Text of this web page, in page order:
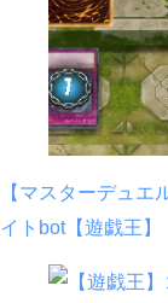
【マスターデュ
イトbot【遊戯王】